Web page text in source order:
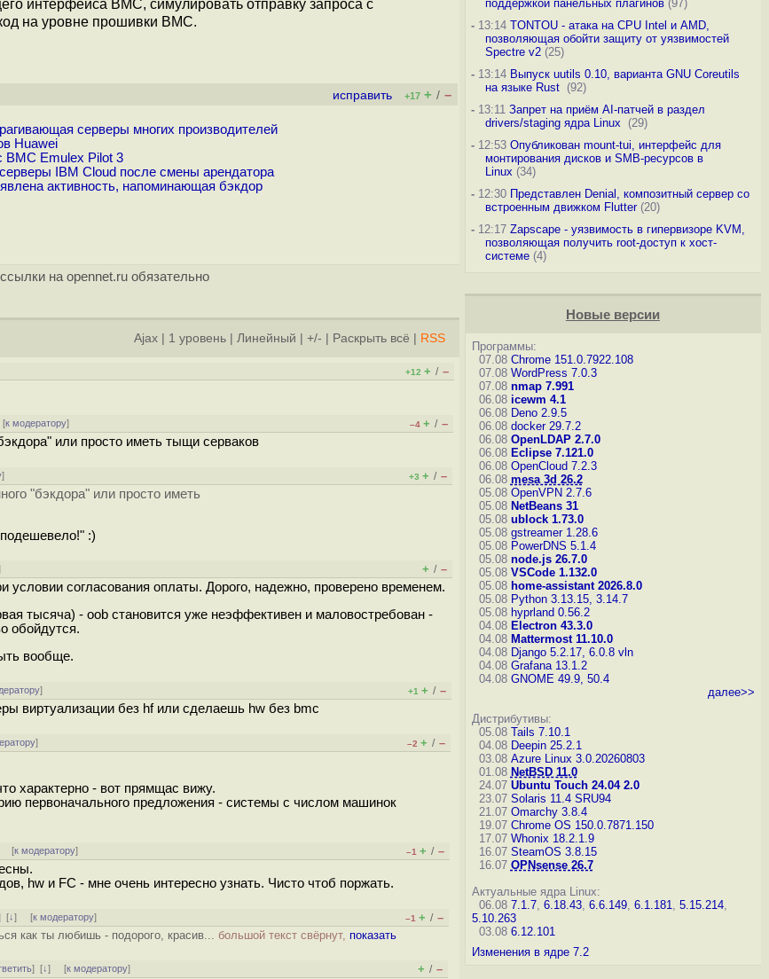
интерфейса BMC, симулировать отправку запроса с
на уровне прошивки BMC.
исправить +17 + / –
серверы многих производителей
Huawei
BMC Emulex Pilot 3
IBM Cloud после смены арендатора
активность, напоминающая бэкдор
на opennet.ru обязательно
Ajax 1 уровень Линейный +/- Раскрыть всё RSS
+12 + / –
к модератору] –4 + / –
или просто иметь тыщи серваков
] +3 + / –
"бэкдора" или просто иметь
:)
+ / –
условии согласования оплаты. Дорого, надежно, проверено временем.
тысяча) - oob становится уже неэффективен и маловостребован -
обойдутся.
вообще.
] +1 + / –
виртуализации без hf или сделаешь hw без bmc
] –2 + / –
характерно - вот прямщас вижу.
первоначального предложения - системы с числом машинок
[к модератору] –1 + / –
hw и FC - мне очень интересно узнать. Чисто чтоб поржать.
[↓] [к модератору] –1 + / –
как ты любишь - подорого, красив... большой текст свёрнут, показать
][↓] [к модератору] + / –
поддержкой панельных плагинов(97)
-13:14 TONTOU - атака на CPU Intel и AMD,
позволяющая обойти защиту от уязвимостей
Spectre v2(25)
-13:14 Выпуск uutils 0.10, варианта GNU Coreutils
на языке Rust (92)
-13:11 Запрет на приём AI-патчей в раздел
drivers/staging ядра Linux
(29)
-12:53 Опубликован mount-tui, интерфейс для
монтирования дисков и SMB-ресурсов в
Linux (34)
-12:30 Представлен Denial, композитный сервер со
встроенным движком Flutter(20)
-12:17 Zapscape - уязвимость в гипервизоре KVM,
позволяющая получить root-доступ к хост-
системе(4)
Новые версии
Программы:
07.08 Chrome 151.0.7922.108
07.08 WordPress 7.0.3
07.08 nmap 7.991
06.08 icewm 4.1
06.08 Deno 2.9.5
06.08 docker 29.7.2
06.08 OpenLDAP 2.7.0
06.08 Eclipse 7.121.0
06.08 OpenCloud 7.2.3
06.08 mesa 3d 26.2
05.08 OpenVPN 2.7.6
05.08 NetBeans 31
05.08 ublock 1.73.0
05.08 gstreamer 1.28.6
05.08 PowerDNS 5.1.4
05.08 node.js 26.7.0
05.08 VSCode 1.132.0
05.08 home-assistant 2026.8.0
05.08 Python 3.13.15, 3.14.7
05.08 hyprland 0.56.2
04.08 Electron 43.3.0
04.08 Mattermost 11.10.0
04.08 Django 5.2.17, 6.0.8 vln
04.08 Grafana 13.1.2
04.08 GNOME 49.9, 50.4
далее>>
Дистрибутивы:
05.08 Tails 7.10.1
04.08 Deepin 25.2.1
03.08 Azure Linux 3.0.20260803
01.08 NetBSD 11.0
24.07 Ubuntu Touch 24.04 2.0
23.07 Solaris 11.4 SRU94
21.07 Omarchy 3.8.4
19.07 Chrome OS 150.0.7871.150
17.07 Whonix 18.2.1.9
16.07 SteamOS 3.8.15
16.07 OPNsense 26.7
Актуальные ядра Linux:
06.08 7.1.7, 6.18.43, 6.6.149, 6.1.181, 5.15.214,
5.10.263
03.08 6.12.101
Изменения в ядре 7.2